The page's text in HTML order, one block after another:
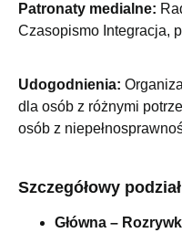
Patronaty medialne:
Czasopismo Integracja,
Udogodnienia:
dla osób z różnymi
osób z
Szczegółowy
Główna –